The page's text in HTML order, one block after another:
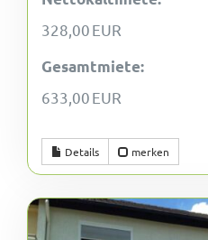
328,00 EUR
Gesamtmiete:
633,00 EUR
Details merken